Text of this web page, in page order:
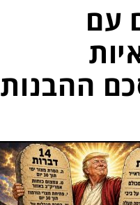
עם
הסכם ההבנות